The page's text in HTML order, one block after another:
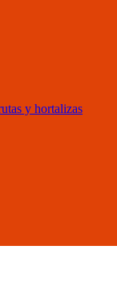
y hortalizas